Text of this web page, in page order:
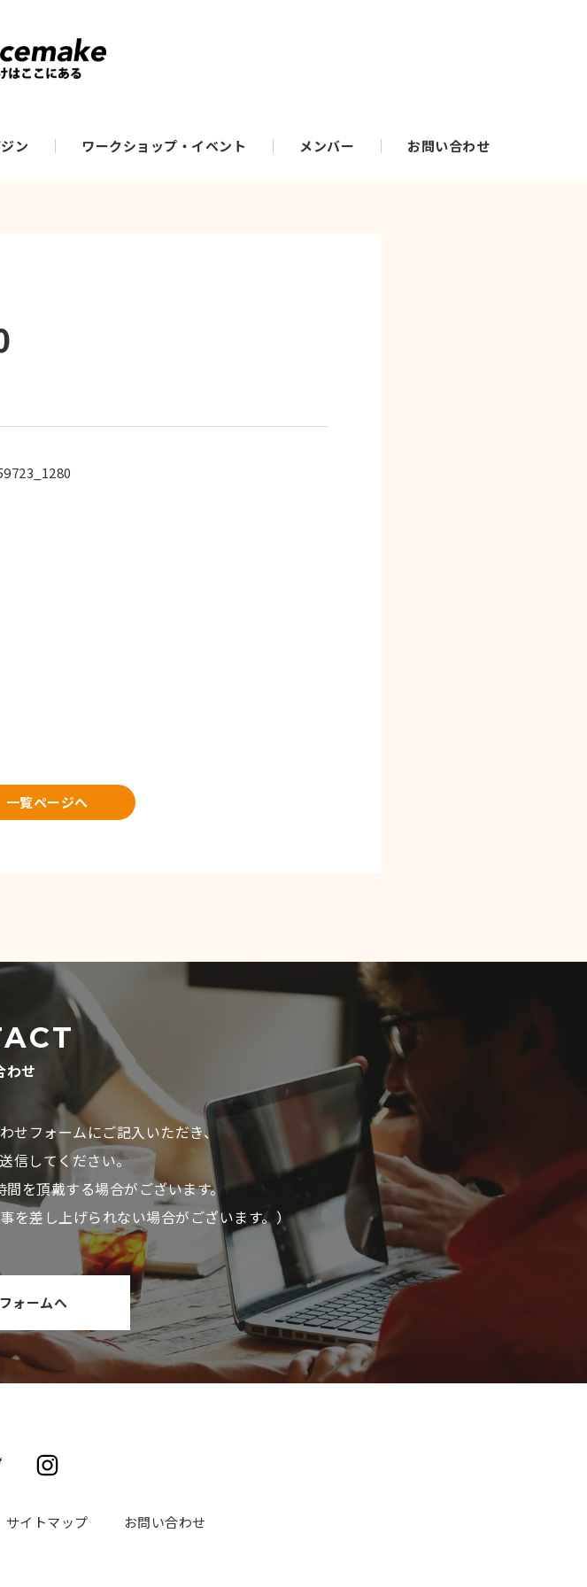
ン ワークショップ・イベント メンバー お問い合わせ
一覧ページへ
わせ
せフォームにご記入いただき、
信してください。
を頂戴する場合がございます。
を差し上げられない場合がございます。）
ォームへ
サイトマップ お問い合わせ